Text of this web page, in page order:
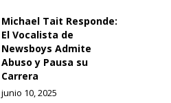
Michael Tait Responde:
El Vocalista de
Newsboys Admite
Abuso y Pausa su
Carrera
junio 10, 2025